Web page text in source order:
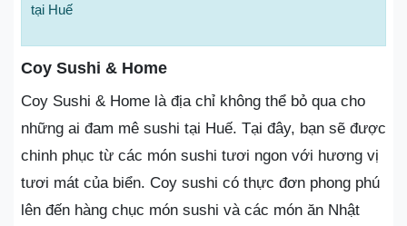
tại Huế
Coy Sushi & Home
Coy Sushi & Home là địa chỉ không thể bỏ qua cho
những ai đam mê sushi tại Huế. Tại đây, bạn sẽ được
chinh phục từ các món sushi tươi ngon với hương vị
tươi mát của biển. Coy sushi có thực đơn phong phú
lên đến hàng chục món sushi và các món ăn Nhật